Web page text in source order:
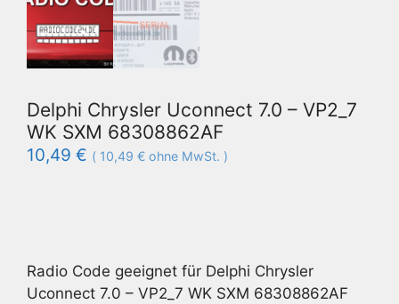
Delphi Chrysler Uconnect 7.0 – VP2_7
WK SXM 68308862AF
10,49 € ( 10,49 € ohne MwSt. )
Radio Code geeignet für Delphi Chrysler
Uconnect 7.0 – VP2_7 WK SXM 68308862AF